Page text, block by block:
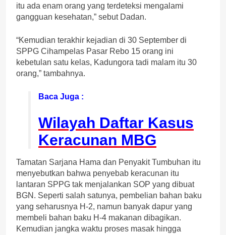
itu ada enam orang yang terdeteksi mengalami
gangguan kesehatan,” sebut Dadan.
“Kemudian terakhir kejadian di 30 September di
SPPG Cihampelas Pasar Rebo 15 orang ini
kebetulan satu kelas, Kadungora tadi malam itu 30
orang,” tambahnya.
Baca Juga :
Wilayah Daftar Kasus
Keracunan MBG
Tamatan Sarjana Hama dan Penyakit Tumbuhan itu
menyebutkan bahwa penyebab keracunan itu
lantaran SPPG tak menjalankan SOP yang dibuat
BGN. Seperti salah satunya, pembelian bahan baku
yang seharusnya H-2, namun banyak dapur yang
membeli bahan baku H-4 makanan dibagikan.
Kemudian jangka waktu proses masak hingga